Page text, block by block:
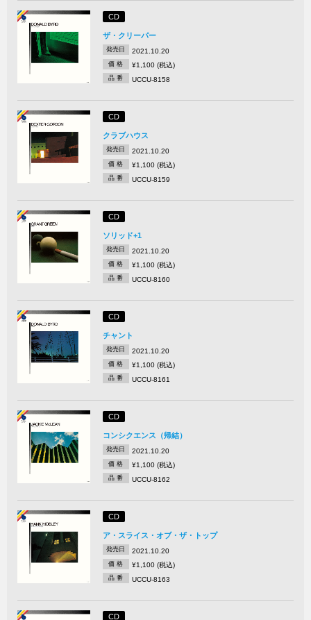
CD
ザ・クリーパー
発売日 2021.10.20
価 格 ¥1,100 (税込)
品 番 UCCU-8158
CD
クラブハウス
発売日 2021.10.20
価 格 ¥1,100 (税込)
品 番 UCCU-8159
CD
ソリッド+1
発売日 2021.10.20
価 格 ¥1,100 (税込)
品 番 UCCU-8160
CD
チャント
発売日 2021.10.20
価 格 ¥1,100 (税込)
品 番 UCCU-8161
CD
コンシクエンス（帰結）
発売日 2021.10.20
価 格 ¥1,100 (税込)
品 番 UCCU-8162
CD
ア・スライス・オブ・ザ・トップ
発売日 2021.10.20
価 格 ¥1,100 (税込)
品 番 UCCU-8163
CD